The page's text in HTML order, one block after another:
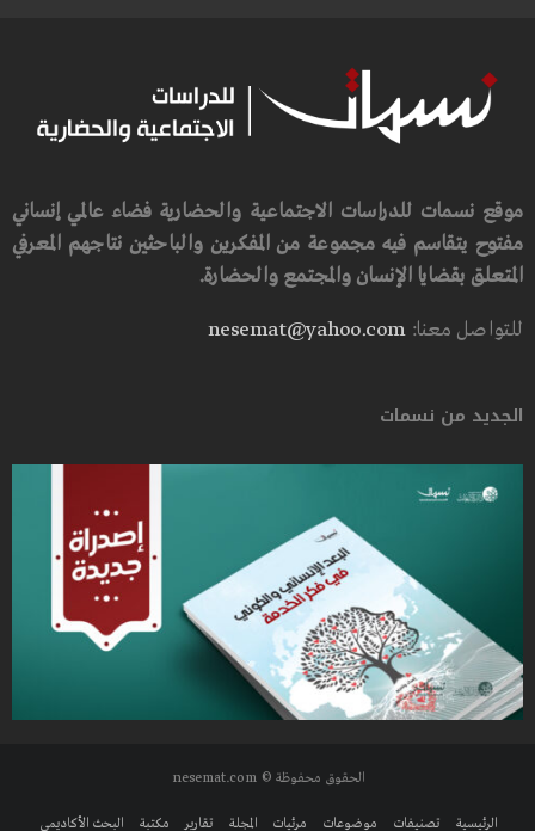
موقع نسمات للدراسات الاجتماعية والحضارية فضاء عالمي إنساني
مفتوح يتقاسم فيه مجموعة من المفكرين والباحثين نتاجهم المعرفي
المتعلق بقضايا الإنسان والمجتمع والحضارة.
للتواصل معنا:nesemat@yahoo.com
الجديد من نسمات
الحقوق محفوظة © nesemat.com
الرئيسية تصنيفات موضوعات مرئيات المجلة تقارير مكتبة البحث الأكاديمي